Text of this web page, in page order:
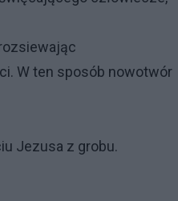
W ten sposób nowotwór
Jezusa z grobu.